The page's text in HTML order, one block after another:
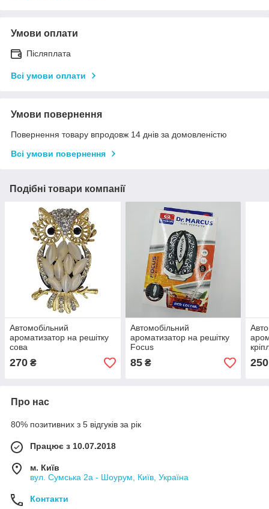
Умови оплати
Післяплата
Всі умови оплати
Умови повернення
Повернення товару впродовж 14 днів за домовленістю
Всі умови повернення
Подібні товари компанії
Автомобільний
ароматизатор на решітку
сова
270 ₴
Автомобільний
ароматизатор на решітку
Focus
85₴ 250
Про нас
80% позитивних з 5 відгуків за рік
Працює з 10.07.2018
м. Київ
вул. Сумська 2а - Шоурум, Київ, Україна
Контакти